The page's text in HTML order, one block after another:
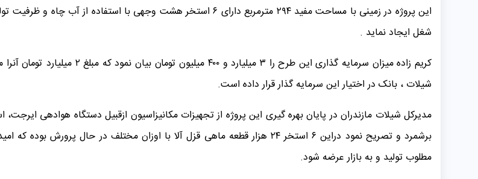
شغل ایجاد نماید .
شیلات ، بانک در اختیار این سرمایه گذار قرار داده است.
مدیرکل شیلات مازندران در پایان بهره گیری این پروژه از تجهیزات مکانیزاسیون ازقبیل دستگاه هوادهی
برشمرد و تصریح نمود دراین ۶ استخر ۲۴ هزار قطعه ماهی قزل آلا با اوزان مختلف
مطلوب تولید و به بازار عرضه شود.